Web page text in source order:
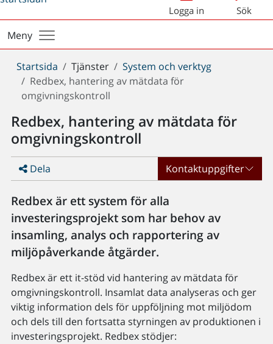
Logga in Sök
Meny
Du
är
här:
Startsida Tjänster
System och verktyg
Redbex, hantering av mätdata för
omgivningskontroll
Redbex, hantering av mätdata för
omgivningskontroll
Dela Kontaktuppgifter
Redbex är ett system för alla
investeringsprojekt som har behov av
insamling, analys och rapportering av
miljöpåverkande åtgärder.
Redbex är ett it-stöd vid hantering av mätdata för
omgivningskontroll. Insamlat data analyseras och ger
viktig information dels för uppföljning mot miljödom
och dels till den fortsatta styrningen av produktionen i
investeringsprojekt. Redbex stödjer: